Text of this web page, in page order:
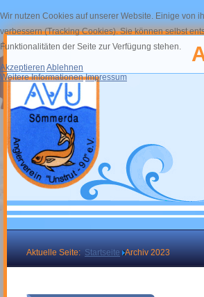
Aktuelle Seite: Startseite Archiv 2023
Wir nutzen Cookies auf unserer Website. Einige von
verbessern (Tracking Cookies). Sie können selbst
Funktionalitäten der Seite zur Verfügung stehen.
Akzeptieren Ablehnen
Weitere Informationen Impressum